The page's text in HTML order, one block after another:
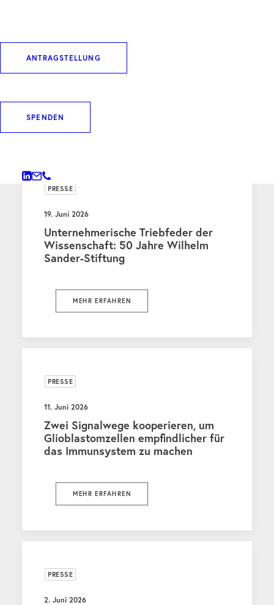
ANTRAGSTELLUNG
SPENDEN
WEITERE BEITRÄGE
PRESSE
19. Juni 2026
Unternehmerische Triebfeder der
Wissenschaft: 50 Jahre Wilhelm
Sander-Stiftung
MEHR ERFAHREN
PRESSE
11. Juni 2026
Zwei Signalwege kooperieren, um
Glioblastomzellen empfindlicher für
das Immunsystem zu machen
MEHR ERFAHREN
PRESSE
2. Juni 2026